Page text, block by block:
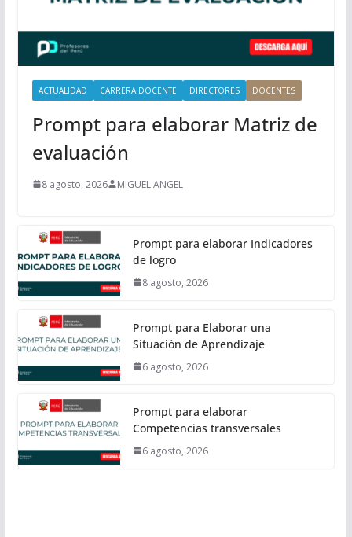
a
ACTUALIDAD CARRERA DOCENTE DIRECTORES DOCENTES
Prompt para elaborar Matriz de
evaluación
8 agosto, 2026 MIGUEL ANGEL
Prompt para elaborar Indicadores
de logro
8 agosto, 2026
Prompt para Elaborar una
Situación de Aprendizaje
6 agosto, 2026
Prompt para elaborar
Competencias transversales
6 agosto, 2026